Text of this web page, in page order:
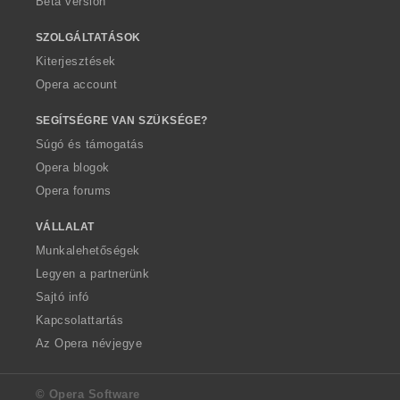
SZOLGÁLTATÁSOK
Kiterjesztések
Opera account
SEGÍTSÉGRE VAN SZÜKSÉGE?
Súgó és támogatás
Opera blogok
Opera forums
VÁLLALAT
Munkalehetőségek
Legyen a partnerünk
Sajtó infó
Kapcsolattartás
Az Opera névjegye
© Opera Software